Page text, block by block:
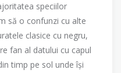
speciilor
să o confunzi cu alte
clasice cu negru,
fan al datului cu capul
timp pe sol unde își